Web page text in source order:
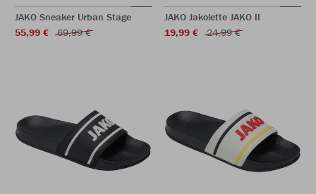
JAKO Sneaker Urban Stage
55,99 €
69,99 €
JAKO Jakolette JAKO II
19,99 €
24,99 €